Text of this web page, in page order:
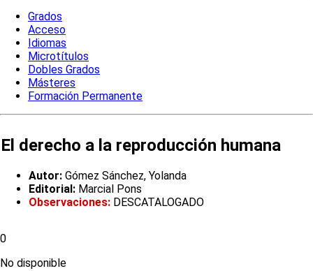
Grados
Acceso
Idiomas
Microtítulos
Dobles Grados
Másteres
Formación Permanente
El derecho a la reproducción humana
Autor: Gómez Sánchez, Yolanda
Editorial: Marcial Pons
Observaciones: DESCATALOGADO
0
No disponible